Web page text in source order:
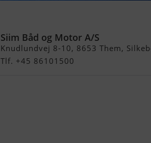
Siim Båd og Motor A/S
Knudlundvej 8-10, 8653 Them,
Tlf. +45 86101500